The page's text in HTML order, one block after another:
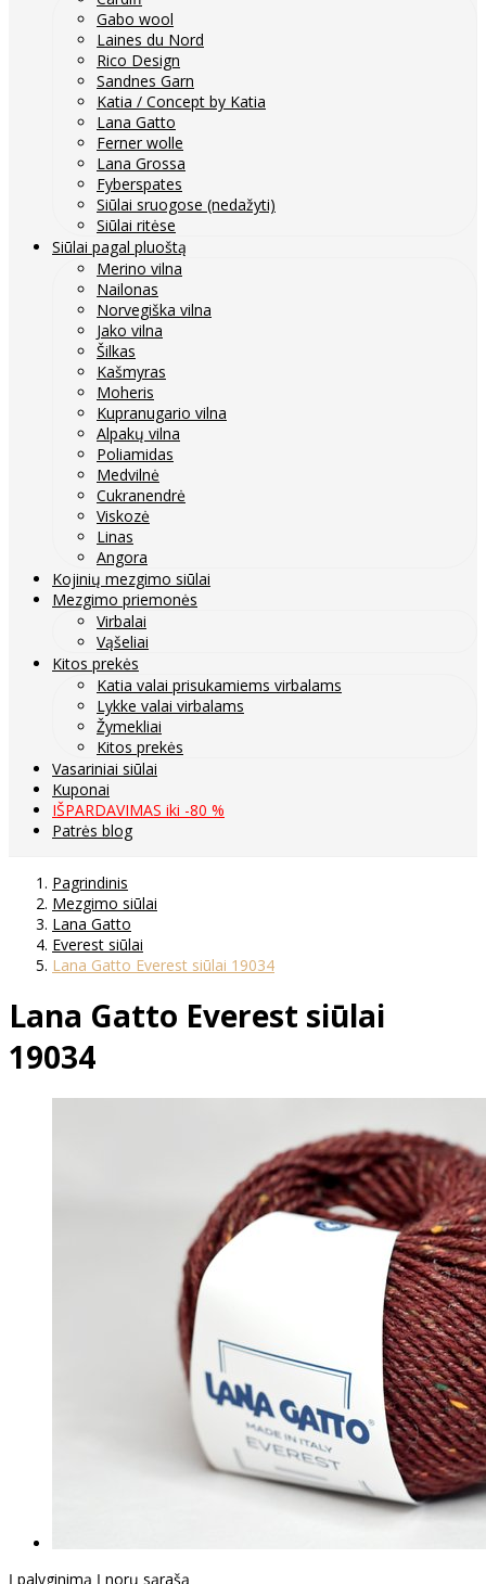
Gabo wool
Laines du Nord
Rico Design
Sandnes Garn
Katia / Concept by Katia
Lana Gatto
Ferner wolle
Lana Grossa
Fyberspates
Siūlai sruogose (nedažyti)
Siūlai ritėse
Siūlai pagal pluoštą
Merino vilna
Nailonas
Norvegiška vilna
Jako vilna
Šilkas
Kašmyras
Moheris
Kupranugario vilna
Alpakų vilna
Poliamidas
Medvilnė
Cukranendrė
Viskozė
Linas
Angora
Kojinių mezgimo siūlai
Mezgimo priemonės
Virbalai
Vąšeliai
Kitos prekės
Katia valai prisukamiems virbalams
Lykke valai virbalams
Žymekliai
Kitos prekės
Vasariniai siūlai
Kuponai
IŠPARDAVIMAS iki -80 %
Patrės blog
Pagrindinis
Mezgimo siūlai
Lana Gatto
Everest siūlai
Lana Gatto Everest siūlai 19034
Lana Gatto Everest siūlai
19034
Į palyginimą Į norų sąrašą